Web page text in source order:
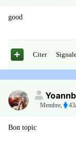
good
Citer
Membre
Bon topic